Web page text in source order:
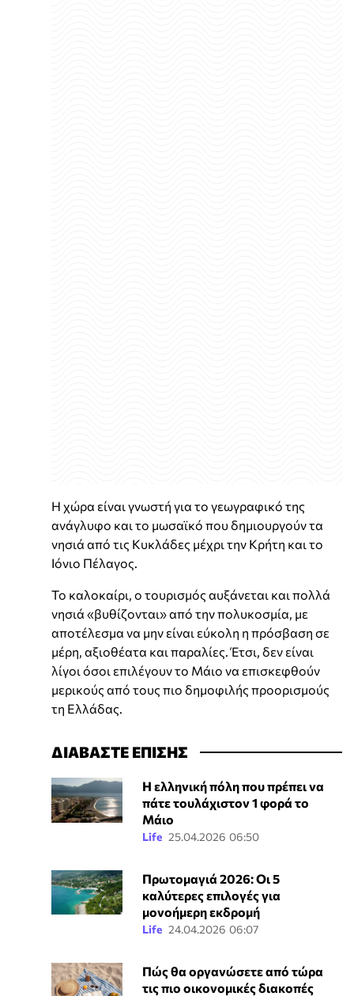
Η χώρα είναι γνωστή για το γεωγραφικό της
ανάγλυφο και το μωσαϊκό που δημιουργούν τα
νησιά από τις Κυκλάδες μέχρι την Κρήτη και το
Ιόνιο Πέλαγος.
Το καλοκαίρι, ο τουρισμός αυξάνεται και πολλά
νησιά «βυθίζονται» από την πολυκοσμία, με
αποτέλεσμα να μην είναι εύκολη η πρόσβαση σε
μέρη, αξιοθέατα και παραλίες. Έτσι, δεν είναι
λίγοι όσοι επιλέγουν το Μάιο να επισκεφθούν
μερικούς από τους πιο δημοφιλής προορισμούς
τη Ελλάδας.
ΔΙΑΒΑΣΤΕ ΕΠΙΣΗΣ
Η ελληνική πόλη που πρέπει να
πάτε τουλάχιστον 1 φορά το
Μάιο
Life 25.04.2026 06:50
Πρωτομαγιά 2026: Οι 5
καλύτερες επιλογές για
μονοήμερη εκδρομή
Life 24.04.2026 06:07
Πώς θα οργανώσετε από τώρα
τις πιο οικονομικές διακοπές